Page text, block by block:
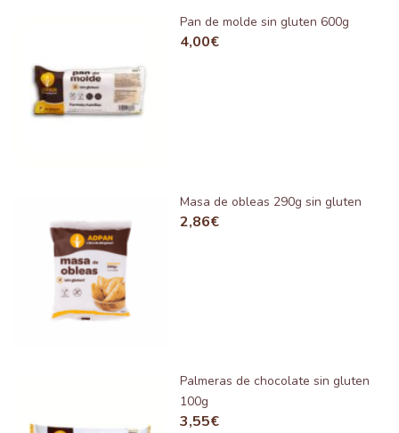
Pan de molde sin gluten 600g
4,00€
Masa de obleas 290g sin gluten
2,86€
Palmeras de chocolate sin gluten
100g
3,55€